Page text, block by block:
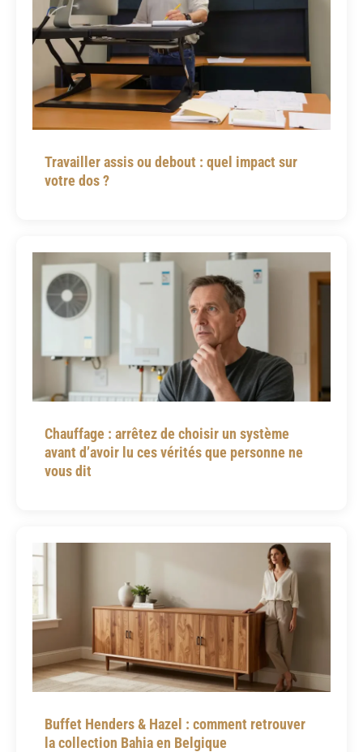
Travailler assis ou debout : quel impact sur
votre dos ?
Chauffage : arrêtez de choisir un système
avant d’avoir lu ces vérités que personne ne
vous dit
Buffet Henders & Hazel : comment retrouver
la collection Bahia en Belgique